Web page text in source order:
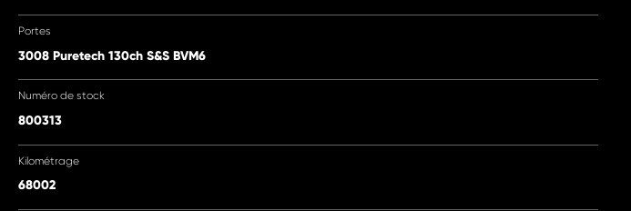
Portes
3008 Puretech 130ch S&S BVM6
Numéro de stock
800313
Kilométrage
68002